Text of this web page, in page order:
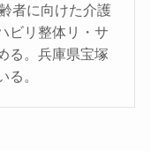
者に向けた介護
ビリ整体リ・サ
る。兵庫県宝塚
る。